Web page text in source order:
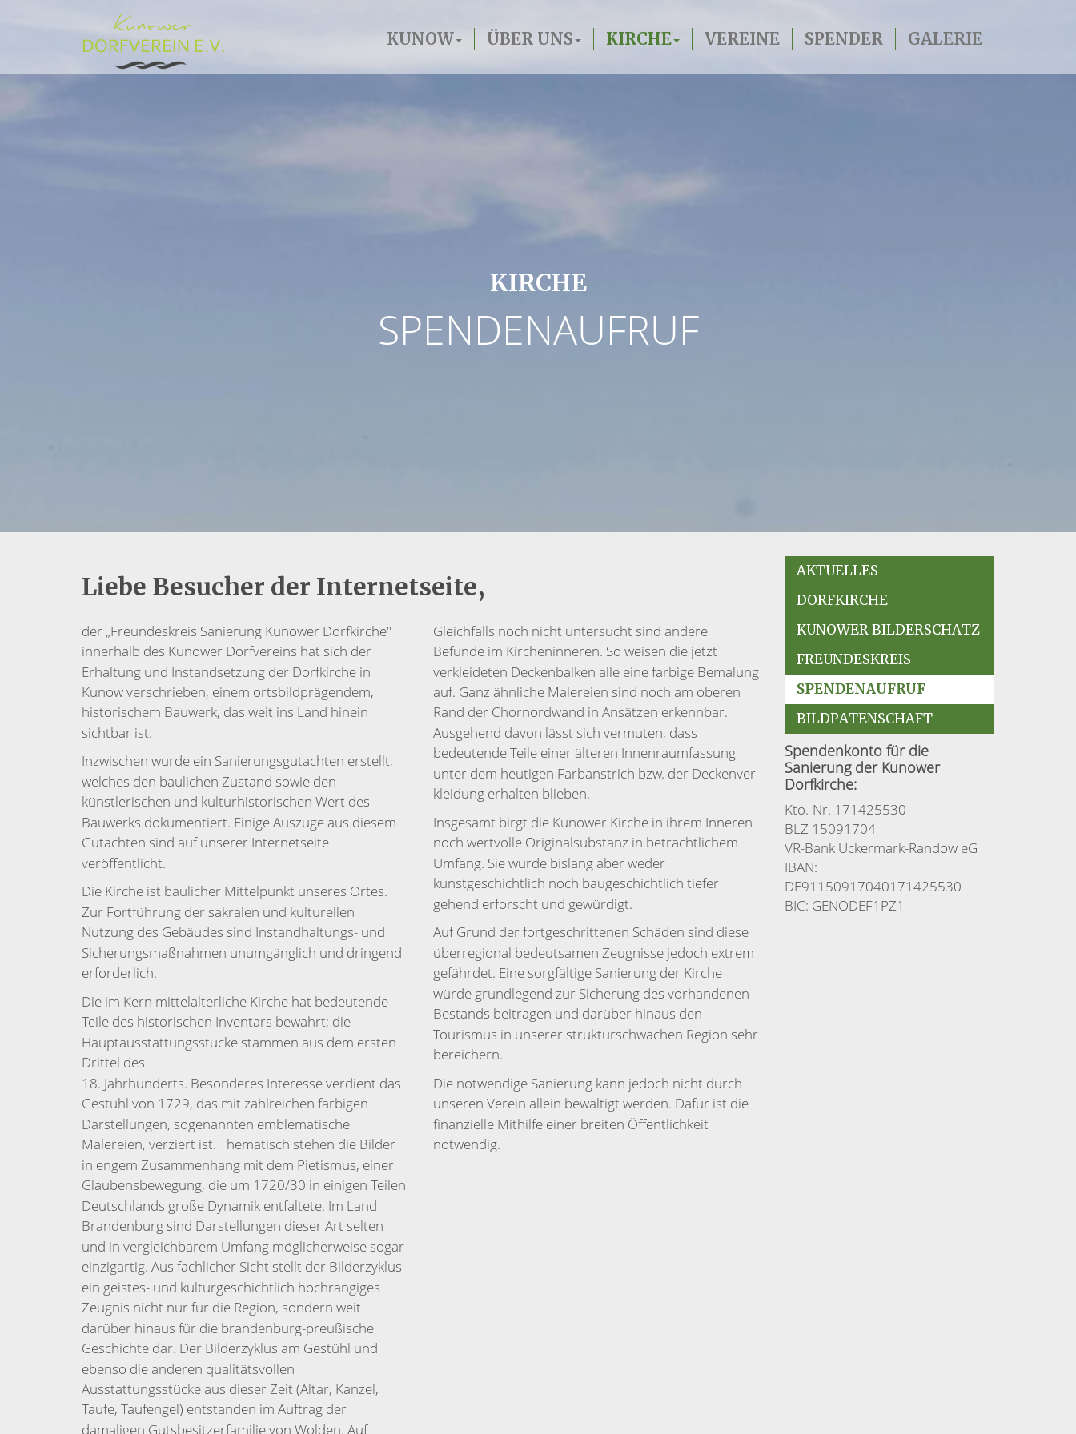
KUNOW ÜBER UNS KIRCHE VEREINE SPENDER GALERIE
KIRCHE
SPENDENAUFRUF
Liebe Besucher der Internetseite,
der „Freundeskreis Sanierung Kunower Dorfkirche"
innerhalb des Kunower Dorf­vereins hat sich der
Erhaltung und Instandsetzung der Dorfkirche in
Kunow ver­schrieben, einem ortsbildprägendem,
historischem Bauwerk, das weit ins Land hinein
sichtbar ist.
Inzwischen wurde ein Sanierungsgutachten erstellt,
welches den baulichen Zu­stand sowie den
künstlerischen und kulturhistorischen Wert des
Bauwerks doku­mentiert. Einige Auszüge aus diesem
Gutachten sind auf unserer Internetseite
veröffentlicht.
Die Kirche ist baulicher Mittelpunkt unseres Ortes.
Zur Fortführung der sakralen und kulturellen
Nutzung des Gebäudes sind Instandhaltungs- und
Sicherungs­maßnahmen unumgänglich und dringend
erforderlich.
Die im Kern mittelalterliche Kirche hat bedeutende
Teile des historischen Inventars bewahrt; die
Hauptausstattungsstücke stammen aus dem ersten
Drittel des
18. Jahrhunderts. Besonderes Interesse verdient das
Gestühl von 1729, das mit zahlreichen farbigen
Darstellungen, sogenannten emblematische
Malereien, ver­ziert ist. Thematisch stehen die Bilder
in engem Zusammenhang mit dem Pietis­mus, einer
Glaubensbewegung, die um 1720/30 in einigen Teilen
Deutschlands große Dynamik entfaltete. Im Land
Brandenburg sind Darstellungen dieser Art sel­ten
und in vergleichbarem Umfang möglicherweise sogar
einzigartig. Aus fachli­cher Sicht stellt der Bilderzyklus
ein geistes- und kulturgeschichtlich hochrangiges
Zeugnis nicht nur für die Region, sondern weit
darüber hinaus für die branden­burg-preußische
Geschichte dar. Der Bilderzyklus am Gestühl und
ebenso die anderen qualitätsvollen
Ausstattungsstücke aus dieser Zeit (Altar, Kanzel,
Taufe, Taufengel) entstanden im Auftrag der
damaligen Gutsbesitzerfamilie von Wolden. Auf
Gleichfalls noch nicht untersucht sind andere
Befunde im Kircheninneren. So wei­sen die jetzt
verkleideten Deckenbalken alle eine farbige Bemalung
auf. Ganz ähnliche Malereien sind noch am oberen
Rand der Chornordwand in Ansätzen erkennbar.
Ausgehend davon lässt sich vermuten, dass
bedeutende Teile einer älteren Innenraumfassung
unter dem heutigen Farbanstrich bzw. der Deckenver­
kleidung erhalten blieben.
Insgesamt birgt die Kunower Kirche in ihrem Inneren
noch wertvolle Originalsub­stanz in beträchtlichem
Umfang. Sie wurde bislang aber weder
kunstgeschichtlich noch baugeschichtlich tiefer
gehend erforscht und gewürdigt.
Auf Grund der fortgeschrittenen Schäden sind diese
überregional bedeutsamen Zeugnisse jedoch extrem
gefährdet. Eine sorgfältige Sanierung der Kirche
würde grundlegend zur Sicherung des vorhandenen
Bestands beitragen und darüber hinaus den
Tourismus in unserer strukturschwachen Region sehr
bereichern.
Die notwendige Sanierung kann jedoch nicht durch
unseren Verein allein bewältigt werden. Dafür ist die
finanzielle Mithilfe einer breiten Öffentlichkeit
notwendig.
AKTUELLES
DORFKIRCHE
KUNOWER BILDERSCHATZ
FREUNDESKREIS
SPENDENAUFRUF
BILDPATENSCHAFT
Spendenkonto für die
Sanierung der Kunower
Dorfkirche:
Kto.-Nr. 171425530
BLZ 15091704
VR-Bank Uckermark-Randow eG
IBAN:
DE91150917040171425530
BIC: GENODEF1PZ1